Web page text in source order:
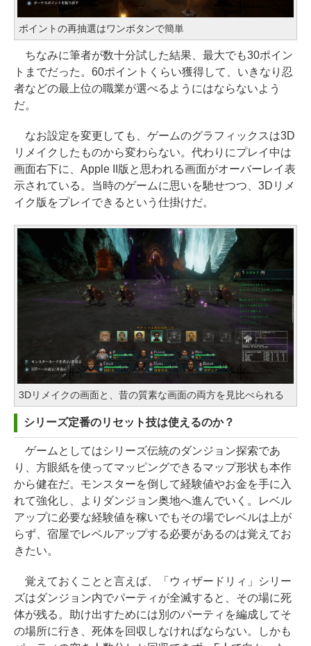
ポイントの再抽選はワンボタンで簡単
ちなみに筆者が数十分試した結果、最大でも30ポイン
トまでだった。60ポイントくらい獲得して、いきなり忍
者などの最上位の職業が選べるようにはならないよう
だ。
なお設定を変更しても、ゲームのグラフィックスは3D
リメイクしたものから変わらない。代わりにプレイ中は
画面右下に、Apple II版と思われる画面がオーバーレイ表
示されている。当時のゲームに思いを馳せつつ、3Dリメ
イク版をプレイできるという仕掛けだ。
3Dリメイクの画面と、昔の質素な画面の両方を見比べられる
シリーズ定番のリセット技は使えるのか？
ゲームとしてはシリーズ伝統のダンジョン探索であ
り、方眼紙を使ってマッピングできるマップ形状も本作
から健在だ。モンスターを倒して経験値やお金を手に入
れて強化し、よりダンジョン奥地へ進んでいく。レベル
アップに必要な経験値を稼いでもその場でレベルは上が
らず、宿屋でレベルアップする必要があるのは覚えてお
きたい。
覚えておくことと言えば、「ウィザードリィ」シリー
ズはダンジョン内でパーティが全滅すると、その場に死
体が残る。助け出すためには別のパーティを編成してそ
の場所に行き、死体を回収しなければならない。しかも